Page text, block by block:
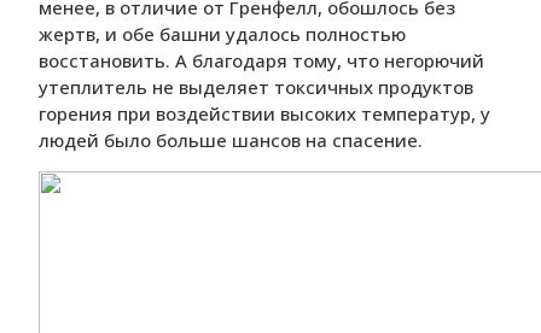
менее, в отличие от Гренфелл, обошлось без
жертв, и обе башни удалось полностью
восстановить. А благодаря тому, что негорючий
утеплитель не выделяет токсичных продуктов
горения при воздействии высоких температур, у
людей было больше шансов на спасение.